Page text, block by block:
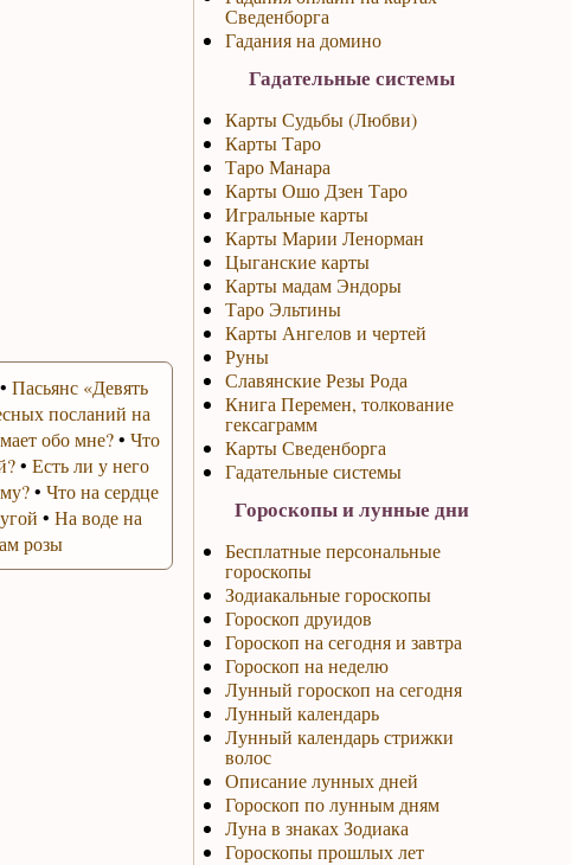
• Пасьянс «Девять
посланий на
обо мне?• Что
• Есть ли у него
• Что на сердце
• На воде на
розы
Сведенборга
Гадания на домино
Гадательные системы
Карты Судьбы (Любви)
Карты Таро
Таро Манара
Карты Ошо Дзен Таро
Игральные карты
Карты Марии Ленорман
Цыганские карты
Карты мадам Эндоры
Таро Эльтины
Карты Ангелов и чертей
Руны
Славянские Резы Рода
Книга Перемен, толкование
гексаграмм
Карты Сведенборга
Гадательные системы
Гороскопы и лунные дни
Бесплатные персональные
гороскопы
Зодиакальные гороскопы
Гороскоп друидов
Гороскоп на сегодня и завтра
Гороскоп на неделю
Лунный гороскоп на сегодня
Лунный календарь
Лунный календарь стрижки
волос
Описание лунных дней
Гороскоп по лунным дням
Луна в знаках Зодиака
Гороскопы прошлых лет